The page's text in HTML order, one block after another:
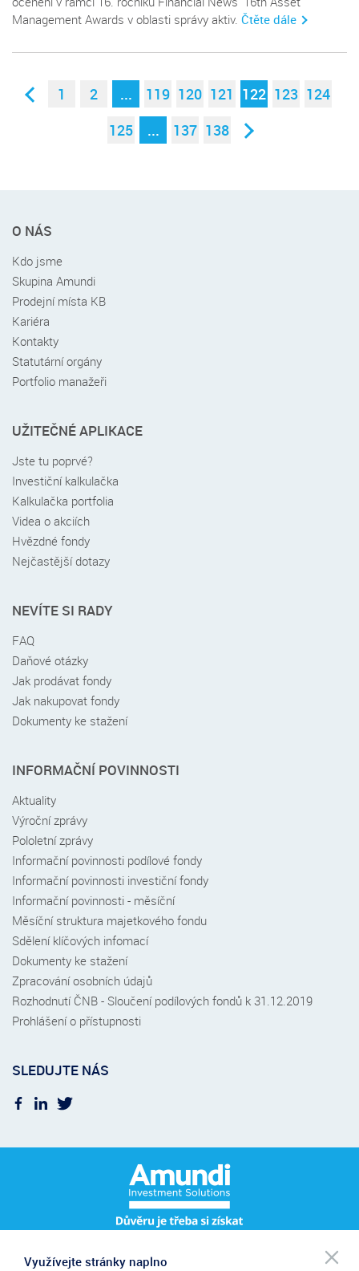
Management Awards v oblasti správy aktiv. Čtěte dále
1 2 ... 119 120 121 122 123 124
125
... 137 138
menu
patičce
O NÁS
Kdo jsme
Skupina Amundi
Prodejní místa KB
Kariéra
Kontakty
Statutární orgány
Portfolio manažeři
UŽITEČNÉ APLIKACE
Jste tu poprvé?
Investiční kalkulačka
Kalkulačka portfolia
Videa o akciích
Hvězdné fondy
Nejčastější dotazy
NEVÍTE SI RADY
FAQ
Daňové otázky
Jak prodávat fondy
Jak nakupovat fondy
Dokumenty ke stažení
INFORMAČNÍ POVINNOSTI
Aktuality
Výroční zprávy
Pololetní zprávy
Informační povinnosti podílové fondy
Informační povinnosti investiční fondy
Informační povinnosti - měsíční
Měsíční struktura majetkového fondu
Sdělení klíčových infomací
Dokumenty ke stažení
Zpracování osobních údajů
Rozhodnutí ČNB - Sloučení podílových fondů k 31.12.2019
Prohlášení o přístupnosti
SLEDUJTE NÁS
Pro přihlášení k odběru novinek zadejte prosím váš e-mail.
Využívejte stránky naplno